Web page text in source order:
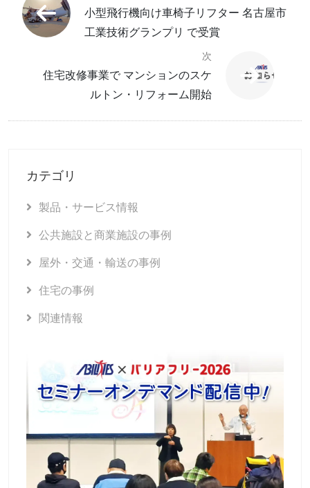
小型飛行機向け車椅子リフター 名古屋市
工業技術グランプリ で受賞
次
住宅改修事業で マンションのスケ
ルトン・リフォーム開始
カテゴリ
製品・サービス情報
公共施設と商業施設の事例
屋外・交通・輸送の事例
住宅の事例
関連情報